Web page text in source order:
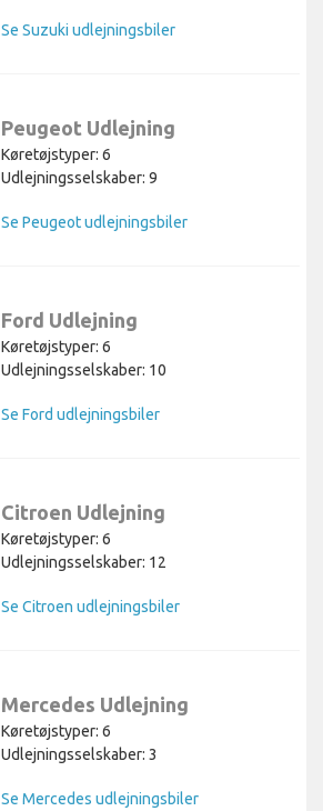
Se Suzuki udlejningsbiler
Peugeot Udlejning
Køretøjstyper: 6
Udlejningsselskaber: 9
Se Peugeot udlejningsbiler
Ford Udlejning
Køretøjstyper: 6
Udlejningsselskaber: 10
Se Ford udlejningsbiler
Citroen Udlejning
Køretøjstyper: 6
Udlejningsselskaber: 12
Se Citroen udlejningsbiler
Mercedes Udlejning
Køretøjstyper: 6
Udlejningsselskaber: 3
Se Mercedes udlejningsbiler